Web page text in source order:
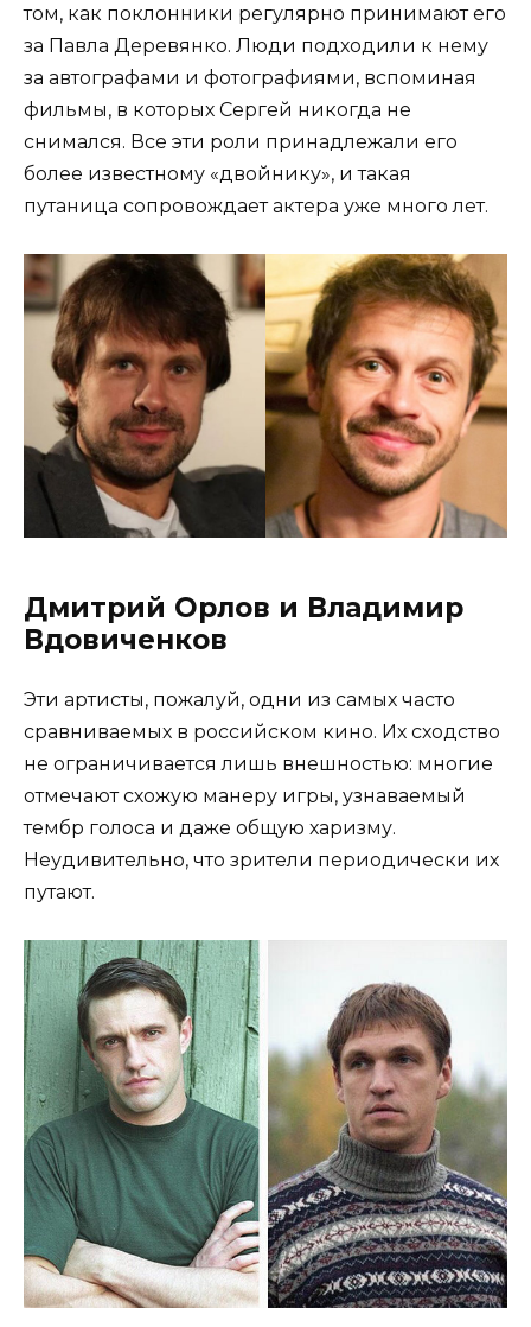
том, как поклонники регулярно принимают его
за Павла Деревянко. Люди подходили к нему
за автографами и фотографиями, вспоминая
фильмы, в которых Сергей никогда не
снимался. Все эти роли принадлежали его
более известному «двойнику», и такая
путаница сопровождает актера уже много лет.
Дмитрий Орлов и Владимир
Вдовиченков
Эти артисты, пожалуй, одни из самых часто
сравниваемых в российском кино. Их сходство
не ограничивается лишь внешностью: многие
отмечают схожую манеру игры, узнаваемый
тембр голоса и даже общую харизму.
Неудивительно, что зрители периодически их
путают.